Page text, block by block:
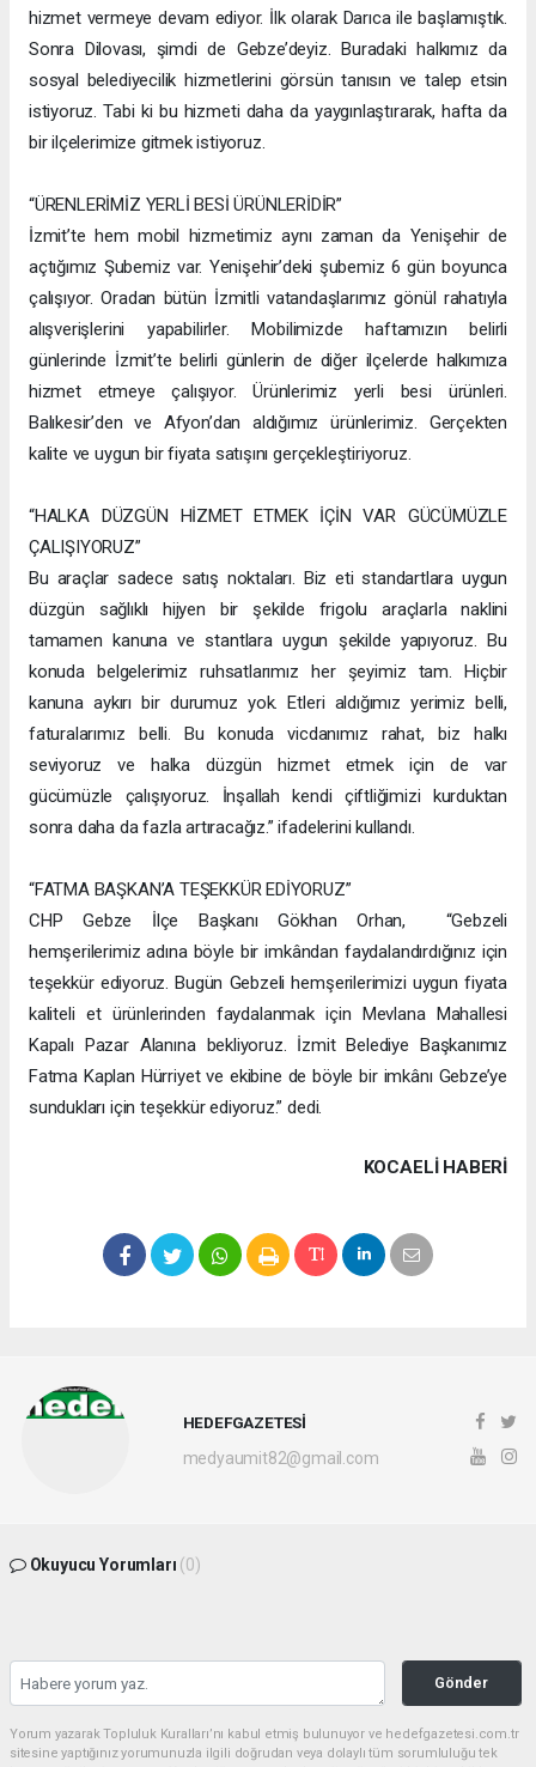
hizmet vermeye devam ediyor. İlk olarak Darıca ile başlamıştık.
Sonra Dilovası, şimdi de Gebze’deyiz. Buradaki halkımız da
sosyal belediyecilik hizmetlerini görsün tanısın ve talep etsin
istiyoruz. Tabi ki bu hizmeti daha da yaygınlaştırarak, hafta da
bir ilçelerimize gitmek istiyoruz.
“ÜRENLERİMİZ YERLİ BESİ ÜRÜNLERİDİR”
İzmit’te hem mobil hizmetimiz aynı zaman da Yenişehir de
açtığımız Şubemiz var. Yenişehir’deki şubemiz 6 gün boyunca
çalışıyor. Oradan bütün İzmitli vatandaşlarımız gönül rahatıyla
alışverişlerini yapabilirler. Mobilimizde haftamızın belirli
günlerinde İzmit’te belirli günlerin de diğer ilçelerde halkımıza
hizmet etmeye çalışıyor. Ürünlerimiz yerli besi ürünleri.
Balıkesir’den ve Afyon’dan aldığımız ürünlerimiz. Gerçekten
kalite ve uygun bir fiyata satışını gerçekleştiriyoruz.
“HALKA DÜZGÜN HİZMET ETMEK İÇİN VAR GÜCÜMÜZLE
ÇALIŞIYORUZ”
Bu araçlar sadece satış noktaları. Biz eti standartlara uygun
düzgün sağlıklı hijyen bir şekilde frigolu araçlarla naklini
tamamen kanuna ve stantlara uygun şekilde yapıyoruz. Bu
konuda belgelerimiz ruhsatlarımız her şeyimiz tam. Hiçbir
kanuna aykırı bir durumuz yok. Etleri aldığımız yerimiz belli,
faturalarımız belli. Bu konuda vicdanımız rahat, biz halkı
seviyoruz ve halka düzgün hizmet etmek için de var
gücümüzle çalışıyoruz. İnşallah kendi çiftliğimizi kurduktan
sonra daha da fazla artıracağız.” ifadelerini kullandı.
“FATMA BAŞKAN’A TEŞEKKÜR EDİYORUZ”
CHP Gebze İlçe Başkanı Gökhan Orhan, “Gebzeli
hemşerilerimiz adına böyle bir imkândan faydalandırdığınız için
teşekkür ediyoruz. Bugün Gebzeli hemşerilerimizi uygun fiyata
kaliteli et ürünlerinden faydalanmak için Mevlana Mahallesi
Kapalı Pazar Alanına bekliyoruz. İzmit Belediye Başkanımız
Fatma Kaplan Hürriyet ve ekibine de böyle bir imkânı Gebze’ye
sundukları için teşekkür ediyoruz.” dedi.
KOCAELI HABERİ
HEDEFGAZETESİ
medyaumit82@gmail.com
Okuyucu Yorumları (0)
Gönder
Yorum yazarak Topluluk Kuralları’nı kabul etmiş bulunuyor ve hedefgazetesi.com.tr
sitesine yaptığınız yorumunuzla ilgili doğrudan veya dolaylı tüm sorumluluğu tek